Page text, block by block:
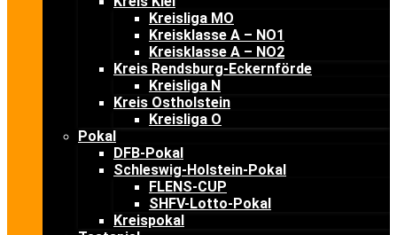
Kreisliga MO
Kreisklasse A – NO1
Kreisklasse A – NO2
Kreis Rendsburg-Eckernförde
Kreisliga N
Kreis Ostholstein
Kreisliga O
Pokal
DFB-Pokal
Schleswig-Holstein-Pokal
FLENS-CUP
SHFV-Lotto-Pokal
Kreispokal